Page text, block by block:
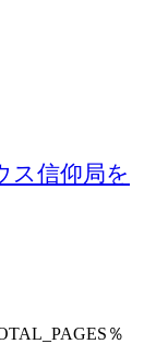
ス信仰局を
％